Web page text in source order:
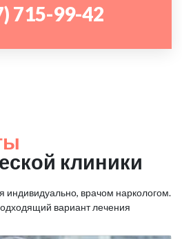
715-99-42
клиники
индивидуально, врачом наркологом.
вариант лечения